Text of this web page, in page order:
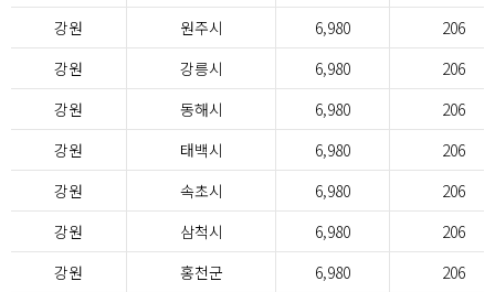
강원
원주시 6,980
206
강원
강릉시 6,980
206
강원
동해시 6,980
206
강원
태백시 6,980
206
강원
속초시 6,980
206
강원
삼척시 6,980
206
강원
홍천군 6,980
206